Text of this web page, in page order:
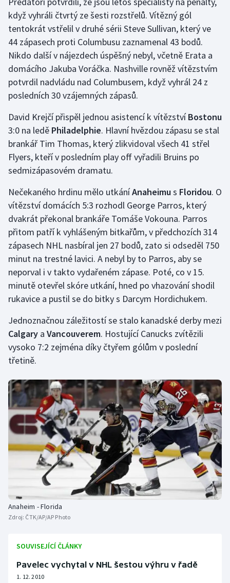
Lezení
Lyže a snowboard
Moderní pětiboj
Motorsport
Olympijské hry
Parasport
Plavání
Plážový volejbal
Ragby
Rychlobruslení
Rychlostní kanoistika
Short track
Stolní tenis
Triatlon
Veslování
Vodní slalom
Volejbal
Ostatní
když vyhráli čtvrtý ze šesti rozstřelů. Vítězný gól
tentokrát vstřelil v druhé sérii Steve Sullivan, který ve
44 zápasech proti Columbusu zaznamenal 43 bodů.
Nikdo další v nájezdech úspěšný nebyl, včetně Erata a
domácího Jakuba Voráčka. Nashville rovněž vítězstvím
potvrdil nadvládu nad Columbusem, když vyhrál 24 z
posledních 30 vzájemných zápasů.
David Krejčí přispěl jednou asistencí k vítězstvíBostonu
3:0 na ledě Philadelphie. Hlavní hvězdou zápasu se stal
brankář Tim Thomas, který zlikvidoval všech 41 střel
Flyers, kteří v posledním play off vyřadili Bruins po
sedmizápasovém dramatu.
Nečekaného hrdinu mělo utkáníAnaheimus Floridou. O
vítězství domácích 5:3 rozhodl George Parros, který
dvakrát překonal brankáře Tomáše Vokouna. Parros
přitom patří k vyhlášeným bitkařům, v předchozích 314
zápasech NHL nasbíral jen 27 bodů, zato si odseděl 750
minut na trestné lavici. A nebyl by to Parros, aby se
neporval i v takto vydařeném zápase. Poté, co v 15.
minutě otevřel skóre utkání, hned po vhazování shodil
rukavice a pustil se do bitky s Darcym Hordichukem.
Jednoznačnou záležitostí se stalo kanadské derby mezi
Calgary a Vancouverem. Hostující Canucks zvítězili
vysoko 7:2 zejména díky čtyřem gólům v poslední
třetině.
Anaheim - Florida
Zdroj: ČTK/AP/AP Photo
SOUVISEJÍCÍ ČLÁNKY
Pavelec vychytal v NHL šestou výhru v řadě
1. 12. 2010